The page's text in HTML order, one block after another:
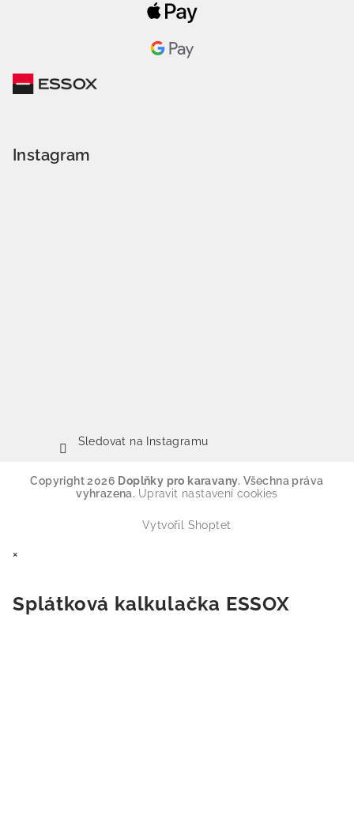
Instagram
Sledovat na Instagramu
Copyright 2026 Doplňky pro karavany. Všechna práva
vyhrazena. Upravit nastavení cookies
Vytvořil Shoptet
×
Splátková kalkulačka ESSOX